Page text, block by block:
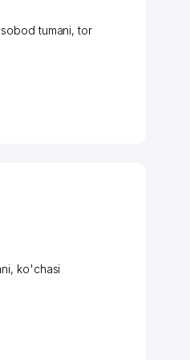
tumani,tor
, ko'chasi